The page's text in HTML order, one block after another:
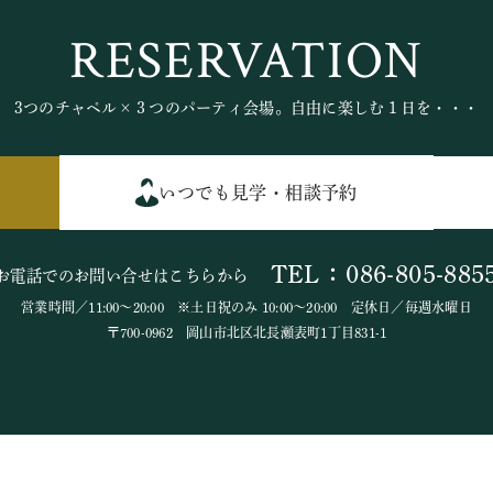
RESERVATION
3つのチャペル×３つのパーティ会場。自由に楽しむ１日を・・・
いつでも見学・相談予約
電話でのお問い合せはこちらから TEL：086-805-
営業時間／11:00～20:00 ※土日祝のみ 10:00～20:00 定休日／毎週水曜日
〒700-0962 岡山市北区北長瀬表町1丁目831-1